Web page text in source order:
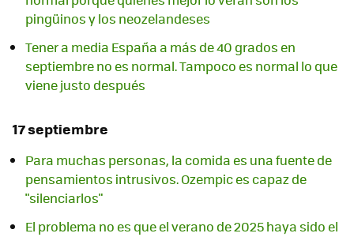
pingüinos y los neozelandeses
Tener a media España a más de 40 grados en
septiembre no es normal. Tampoco es normal lo que
viene justo después
17 septiembre
Para muchas personas, la comida es una fuente de
pensamientos intrusivos. Ozempic es capaz de
"silenciarlos"
El problema no es que el verano de 2025 haya sido el